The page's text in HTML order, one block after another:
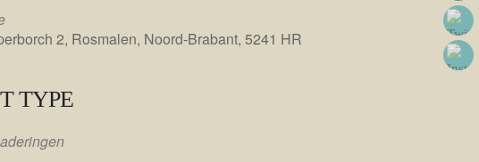
2, Rosmalen, Noord-Brabant, 5241 HR
TYPE